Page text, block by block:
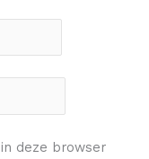
deze browser